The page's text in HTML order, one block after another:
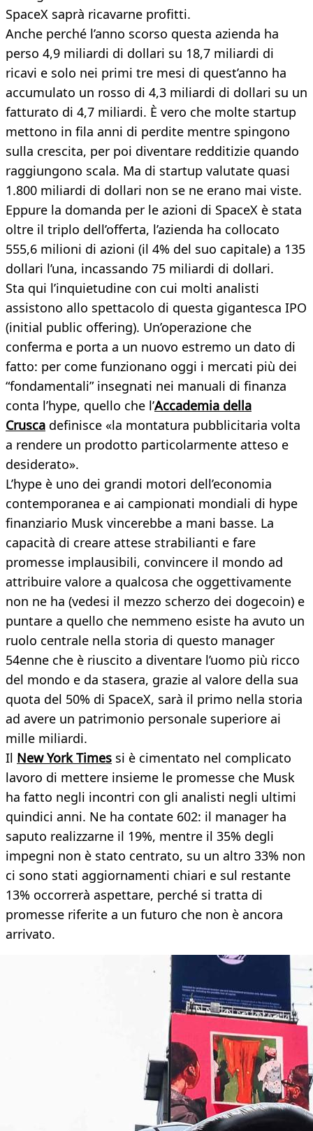
SpaceX saprà ricavarne profitti.
Anche perché l’anno scorso questa azienda ha
perso 4,9 miliardi di dollari su 18,7 miliardi di
ricavi e solo nei primi tre mesi di quest’anno ha
accumulato un rosso di 4,3 miliardi di dollari su un
fatturato di 4,7 miliardi. È vero che molte startup
mettono in fila anni di perdite mentre spingono
sulla crescita, per poi diventare redditizie quando
raggiungono scala. Ma di startup valutate quasi
1.800 miliardi di dollari non se ne erano mai viste.
Eppure la domanda per le azioni di SpaceX è stata
oltre il triplo dell’offerta, l’azienda ha collocato
555,6 milioni di azioni (il 4% del suo capitale) a 135
dollari l’una, incassando 75 miliardi di dollari.
Sta qui l’inquietudine con cui molti analisti
assistono allo spettacolo di questa gigantesca IPO
(initial public offering). Un’operazione che
conferma e porta a un nuovo estremo un dato di
fatto: per come funzionano oggi i mercati più dei
“fondamentali” insegnati nei manuali di finanza
conta l’hype, quello che l’Accademia della
Crusca definisce «la montatura pubblicitaria volta
a rendere un prodotto particolarmente atteso e
desiderato».
L’hype è uno dei grandi motori dell’economia
contemporanea e ai campionati mondiali di hype
finanziario Musk vincerebbe a mani basse. La
capacità di creare attese strabilianti e fare
promesse implausibili, convincere il mondo ad
attribuire valore a qualcosa che oggettivamente
non ne ha (vedesi il mezzo scherzo dei dogecoin) e
puntare a quello che nemmeno esiste ha avuto un
ruolo centrale nella storia di questo manager
54enne che è riuscito a diventare l’uomo più ricco
del mondo e da stasera, grazie al valore della sua
quota del 50% di SpaceX, sarà il primo nella storia
ad avere un patrimonio personale superiore ai
mille miliardi.
Il New York Times si è cimentato nel complicato
lavoro di mettere insieme le promesse che Musk
ha fatto negli incontri con gli analisti negli ultimi
quindici anni. Ne ha contate 602: il manager ha
saputo realizzarne il 19%, mentre il 35% degli
impegni non è stato centrato, su un altro 33% non
ci sono stati aggiornamenti chiari e sul restante
13% occorrerà aspettare, perché si tratta di
promesse riferite a un futuro che non è ancora
arrivato.